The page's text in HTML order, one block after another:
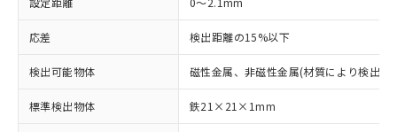
応差 検出距離の15%以下
検出可能物体 磁性金属、非磁性金属(材質により検出距
標準検出物体 鉄21×21×1mm